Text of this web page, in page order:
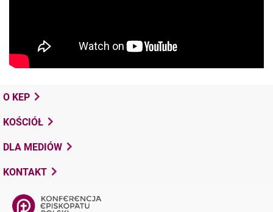
O KEP
KOŚCIÓŁ
DLA MEDIÓW
KONTAKT